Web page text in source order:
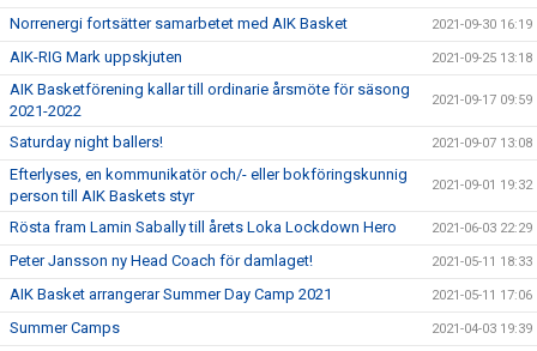
Norrenergi fortsätter samarbetet med AIK Basket 2021-09-30 16:19
AIK-RIG Mark uppskjuten 2021-09-25 13:18
AIK Basketförening kallar till ordinarie årsmöte för säsong
2021-2022
2021-09-17 09:59
Saturday night ballers! 2021-09-07 13:08
Efterlyses, en kommunikatör och/- eller bokföringskunnig
person till AIK Baskets styr
2021-09-01 19:32
Rösta fram Lamin Sabally till årets Loka Lockdown Hero 2021-06-03 22:29
Peter Jansson ny Head Coach för damlaget! 2021-05-11 18:33
AIK Basket arrangerar Summer Day Camp 2021 2021-05-11 17:06
Summer Camps 2021-04-03 19:39